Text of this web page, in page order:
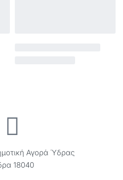
Αγορά Ύδρας
18040